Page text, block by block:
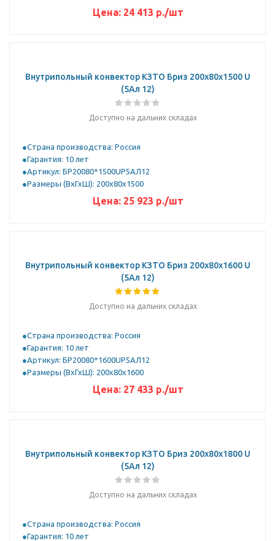
Цена: 24 413 р./шт
Внутрипольный конвектор КЗТО Бриз 200х80х1500 U
(5Ал 12)
Доступно на дальних складах
Страна производства: Россия
Гарантия: 10 лет
Артикул: БР20080*1500UР5АЛ12
Размеры (ВхГхШ): 200х80х1500
Цена: 25 923 р./шт
Внутрипольный конвектор КЗТО Бриз 200х80х1600 U
(5Ал 12)
Доступно на дальних складах
Страна производства: Россия
Гарантия: 10 лет
Артикул: БР20080*1600UР5АЛ12
Размеры (ВхГхШ): 200х80х1600
Цена: 27 433 р./шт
Внутрипольный конвектор КЗТО Бриз 200х80х1800 U
(5Ал 12)
Доступно на дальних складах
Страна производства: Россия
Гарантия: 10 лет